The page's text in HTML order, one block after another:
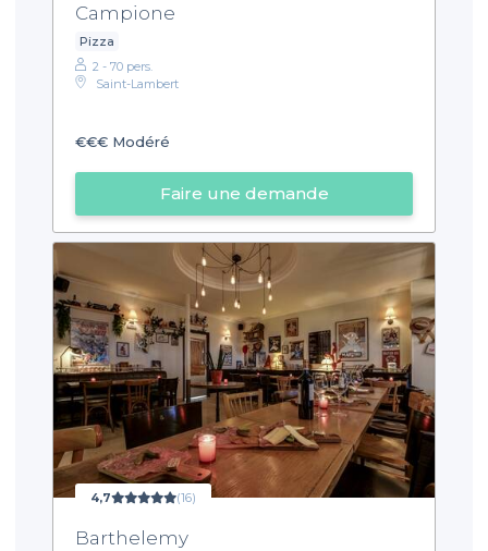
Campione
Pizza
2 - 70 pers.
Saint-Lambert
€€€ Modéré
Faire une demande
4,7 (16)
Barthelemy